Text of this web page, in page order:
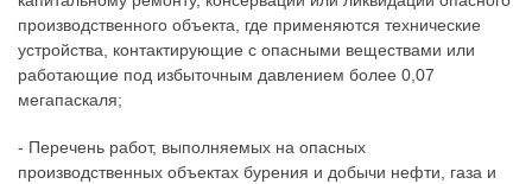
производственного объекта, где применяются технические
устройства, контактирующие с опасными веществами или
работающие под избыточным давлением более 0,07
мегапаскаля;
- Перечень работ, выполняемых на опасных
производственных объектах бурения и добычи нефти, газа и